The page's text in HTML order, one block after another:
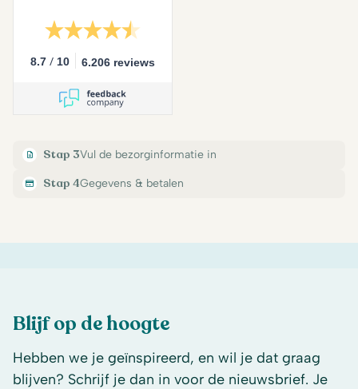
8.7 / 10 6.206 reviews
Stap 3Vul de bezorginformatie in
Stap 4Gegevens & betalen
Blijf op de hoogte
Hebben we je geïnspireerd, en wil je dat graag
blijven? Schrijf je dan in voor de nieuwsbrief. Je